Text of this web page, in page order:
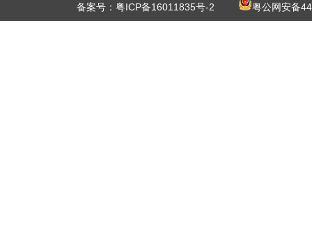
备案号： 粤ICP备16011835号-2 粤公网安备